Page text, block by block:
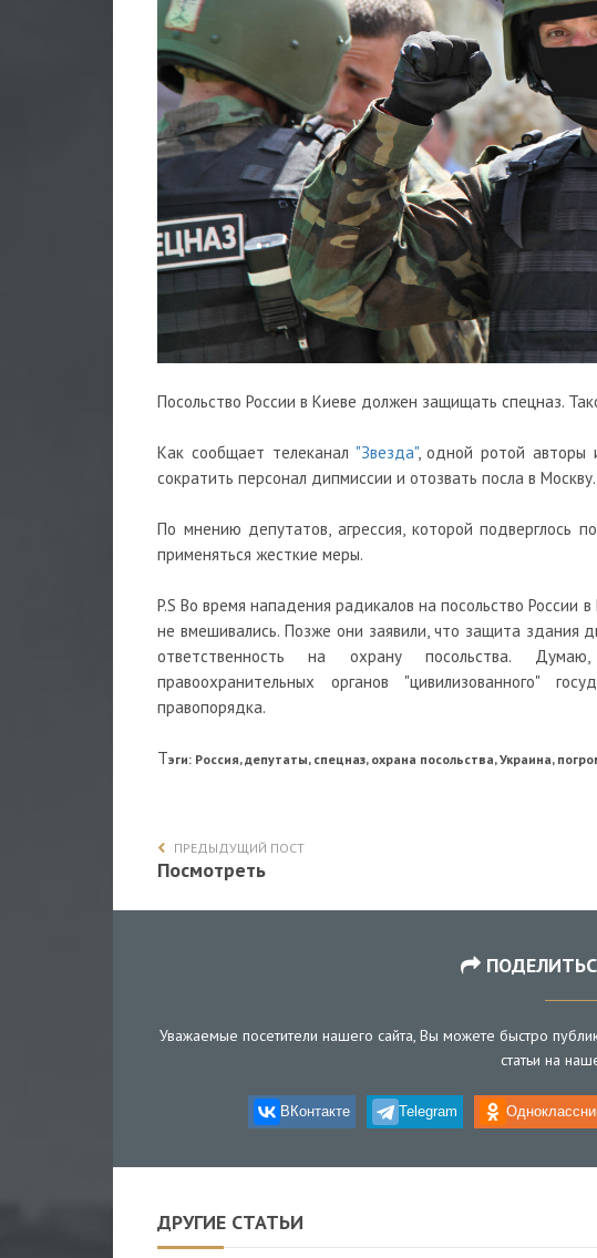
Посольство России в Киеве должен защищать спецназ.
Как сообщает телеканал "Звезда", одной ротой авторы
сократить персонал дипмиссии и отозвать посла в Москву.
По мнению депутатов, агрессия, которой подверглось
применяться жесткие меры.
P.S Во время нападения радикалов на посольство России
не вмешивались. Позже они заявили, что защита
ответственность на охрану посольства.
правоохранительных органов "цивилизованного"
правопорядка.
Тэги: Россия, депутаты, спецназ, охрана посольства, Украина,
ПРЕДЫДУЩИЙ ПОСТ
Посмотреть
Уважаемые посетители нашего сайта, Вы можете быстро
статьи на
ВКонтакте Telegram
ДРУГИЕ СТАТЬИ